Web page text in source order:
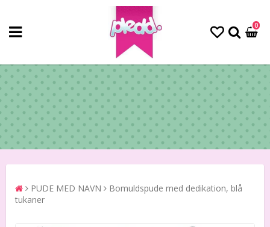
0
PUDE MED NAVN
Bomuldspude med dedikation, blå
tukaner